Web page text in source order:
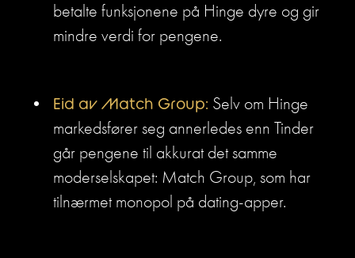
betalte funksjonene på Hinge dyre og gir
mindre verdi for pengene.
Eid av Match Group: Selv om Hinge
markedsfører seg annerledes enn Tinder
går pengene til akkurat det samme
moderselskapet: Match Group, som har
tilnærmet monopol på dating-apper.